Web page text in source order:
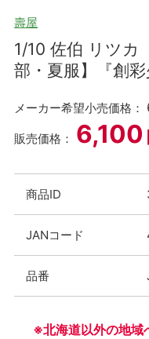
壽屋
1/10 佐伯 リツカ
部・夏服】『創彩
メーカー希望小売価格：
販売価格： 6,100
商品ID
JANコード
品番
※北海道以外の地域